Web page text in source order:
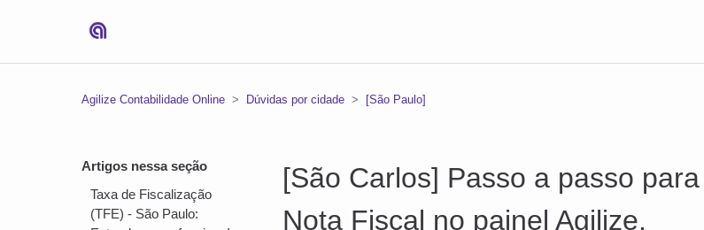
Agilize Contabilidade Online Dúvidas por cidade [São Paulo]
Artigos nessa seção
Taxa de Fiscalização
(TFE) - São Paulo:
[São Carlos] Passo a passo
Nota Fiscal no painel Agilize.